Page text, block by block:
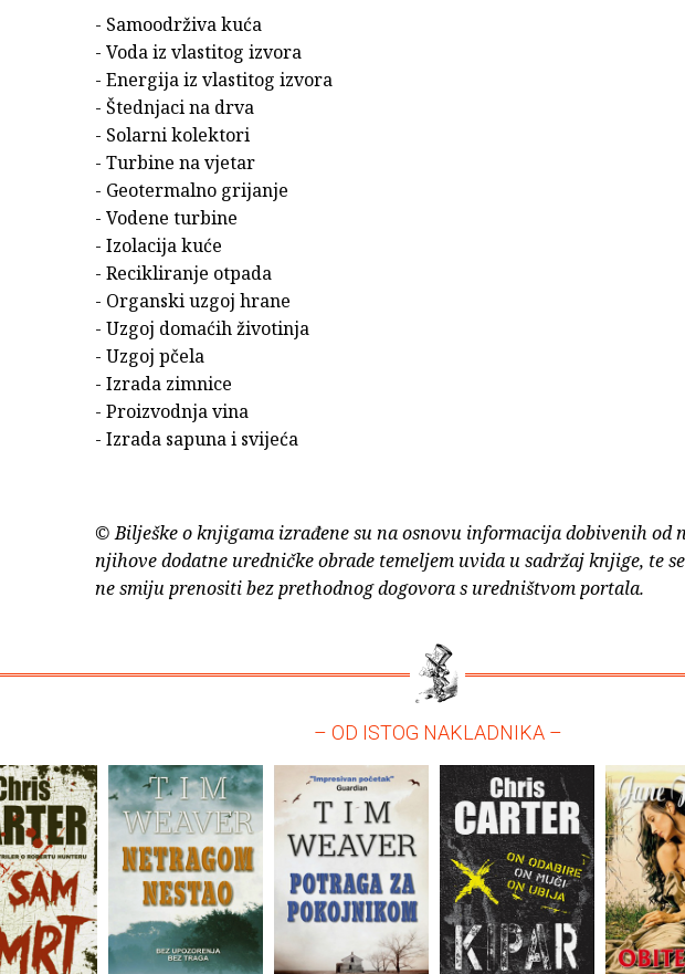
- Samoodrživa kuća
- Voda iz vlastitog izvora
- Energija iz vlastitog izvora
- Štednjaci na drva
- Solarni kolektori
- Turbine na vjetar
- Geotermalno grijanje
- Vodene turbine
- Izolacija kuće
- Recikliranje otpada
- Organski uzgoj hrane
- Uzgoj domaćih životinja
- Uzgoj pčela
- Izrada zimnice
- Proizvodnja vina
- Izrada sapuna i svijeća
© Bilješke o knjigama izrađene su na osnovu informacija dobivenih od
njihove dodatne uredničke obrade temeljem uvida u sadržaj knjige, te
ne smiju prenositi bez prethodnog dogovora s uredništvom portala.
– OD ISTOG NAKLADNIKA –